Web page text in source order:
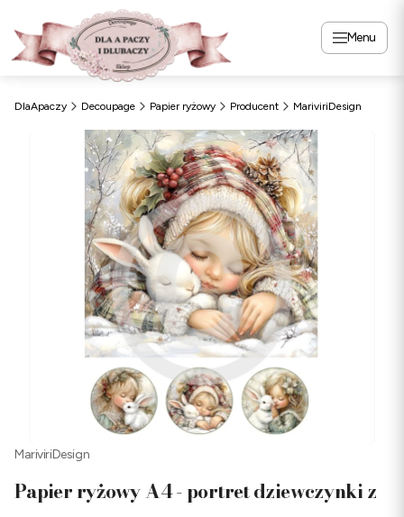
Menu
DlaApaczy Decoupage Papier ryżowy Producent MariviriDesign
MariviriDesign
Papier ryżowy A4 - portret dziewczynki z